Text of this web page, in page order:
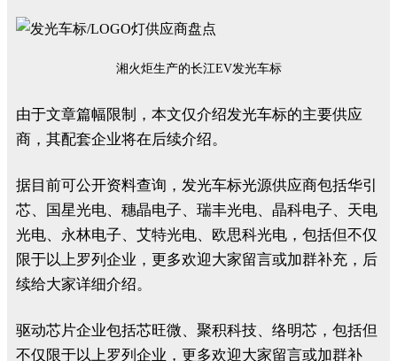
湘火炬生产的长江EV发光车标
由于文章篇幅限制，本文仅介绍发光车标的主要供应
商，其配套企业将在后续介绍。
据目前可公开资料查询，发光车标光源供应商包括华引
芯、国星光电、穗晶电子、瑞丰光电、晶科电子、天电
光电、永林电子、艾特光电、欧思科光电，包括但不仅
限于以上罗列企业，更多欢迎大家留言或加群补充，后
续给大家详细介绍。
驱动芯片企业包括芯旺微、聚积科技、络明芯，包括但
不仅限于以上罗列企业，更多欢迎大家留言或加群补